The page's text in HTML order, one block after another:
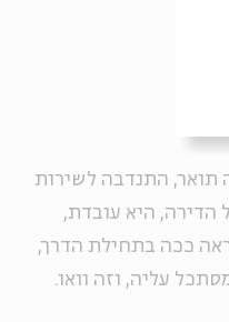
היום כבר בת 30, והיא עשתה תואר, התנדבה לשירות
היא עובדת,
ככה בתחילת הדרך,
עליה, וזה וואו.